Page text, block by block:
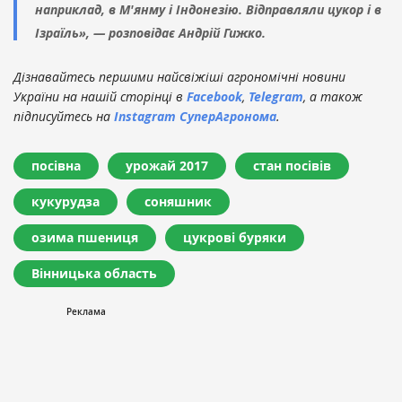
наприклад, в М'янму і Індонезію. Відправляли цукор і в
Ізраїль», — розповідає Андрій Гижко.
Дізнавайтесь першими найсвіжіші агрономічні новини
України на нашій сторінці в Facebook, Telegram, а також
підписуйтесь на Instagram СуперАгронома.
посівна урожай 2017 стан посівів
кукурудза соняшник
озима пшениця цукрові буряки
Вінницька область